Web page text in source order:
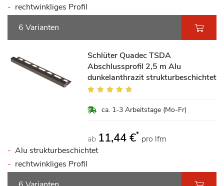
rechtwinkliges Profil
6 Varianten
Schlüter Quadec TSDA
Abschlussprofil 2,5 m Alu
dunkelanthrazit strukturbeschichtet
Bewertung:
ca. 1-3 Arbeitstage (Mo-Fr)
ab 11,44 €* pro lfm
Alu strukturbeschichtet
rechtwinkliges Profil